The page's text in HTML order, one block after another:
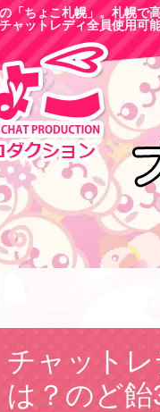
「ちょこ札幌」。札幌で
ャットレディ全員使用可
チャット
は？のど飴